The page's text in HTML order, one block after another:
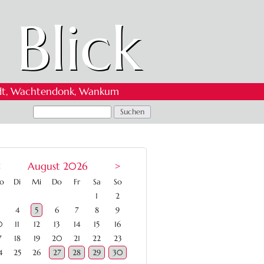
Wachtendonk, Wankum
August 2026 >
ntag
Dienstag
Mittwoch
Donnerstag
FreitagSamstag
Sonntag
1
2
4
5 6 7 8
9
11 12 13 14 15
16
18 19 20 21 22
23
25 26 27 28 29
30